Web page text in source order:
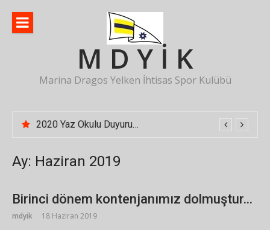
M D Y İ K
Marina Dragos Yelken İhtisas Spor Kulübü
2020 Yaz Okulu Duyurusu
Yazokulu 2019 Önemli Duyuru…
Ay: Haziran 2019
Birinci dönem kontenjanımız dolmuştur…
mdyik 18 Haziran 2019